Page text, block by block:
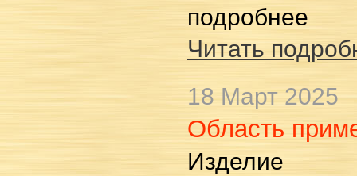
подробнее
Читать
18 Март 2025
Область
Изделие